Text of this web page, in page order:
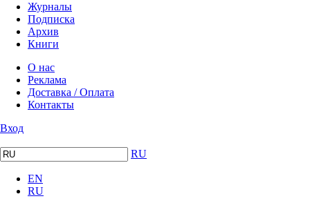
Журналы
Подписка
Архив
Книги
О нас
Реклама
Доставка / Оплата
Контакты
Вход
RU
EN
RU